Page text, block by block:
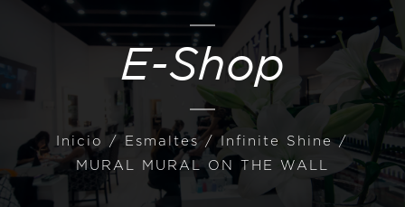
E-Shop
Inicio / Esmaltes /Infinite Shine/
MURAL MURAL ON THE WALL